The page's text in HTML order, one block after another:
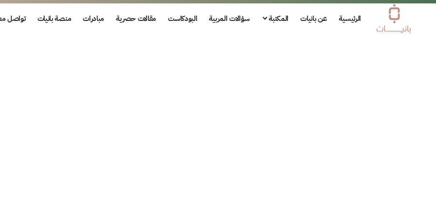
الرئيسية عن بانيات المكتبة سؤالات المربية البودكاست مقالات حصرية مبادرات منصة بانيات تواصل